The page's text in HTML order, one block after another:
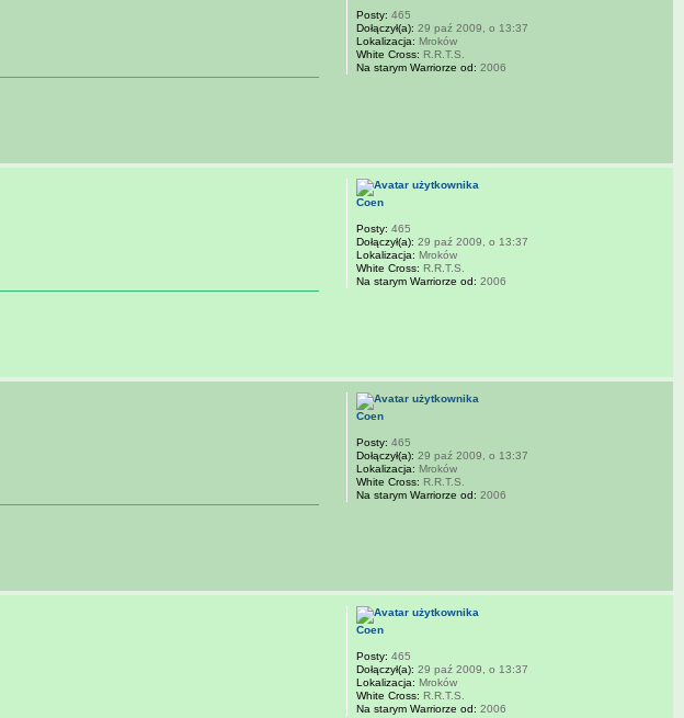
Posty: 465
Dołączył(a): 29 paź 2009, o 13:37
Lokalizacja: Mroków
White Cross: R.R.T.S.
Na starym Warriorze od: 2006
Coen
Posty: 465
Dołączył(a): 29 paź 2009, o 13:37
Lokalizacja: Mroków
White Cross: R.R.T.S.
Na starym Warriorze od: 2006
Coen
Posty: 465
Dołączył(a): 29 paź 2009, o 13:37
Lokalizacja: Mroków
White Cross: R.R.T.S.
Na starym Warriorze od: 2006
Coen
Posty: 465
Dołączył(a): 29 paź 2009, o 13:37
Lokalizacja: Mroków
White Cross: R.R.T.S.
Na starym Warriorze od: 2006